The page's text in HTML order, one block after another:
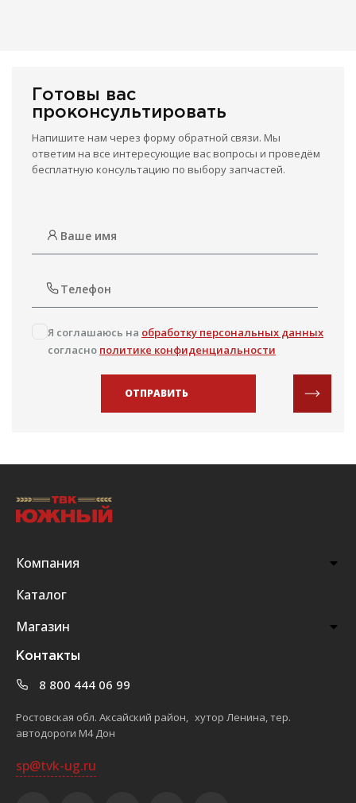
Готовы вас
проконсультировать
Напишите нам через форму обратной связи. Мы
ответим на все интересующие вас вопросы и проведём
бесплатную консультацию по выбору запчастей.
Я соглашаюсь на обработку персональных данных
согласно политике конфиденциальности
ОТПРАВИТЬ
Компания
Каталог
Магазин
Контакты
8 800 444 06 99
Ростовская обл. Аксайский район, хутор Ленина, тер.
автодороги М4 Дон
sp@tvk-ug.ru